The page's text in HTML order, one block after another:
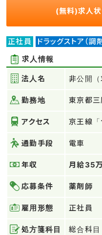
(無料)求人
正社員
ドラッグストア（調
求人情報
法人名 非公開
勤務地 東京都三
アクセス 京王線「
通勤手段 電車
年収 月給35
応募条件 薬剤師
雇用形態 正社員
処方箋科目 総合科目